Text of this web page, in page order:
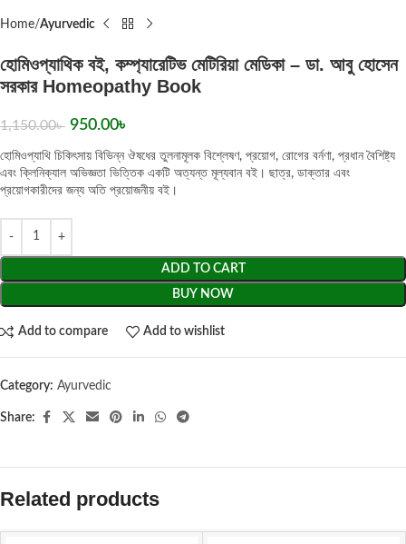
Home Ayurvedic
হোমিওপ্যাথিক বই, কম্প্যারেটিভ মেটিরিয়া মেডিকা – ডা. আবু হোসেন
সরকার Homeopathy Book
1,150.00৳ 950.00৳
হোমিওপ্যাথি চিকিৎসায় বিভিন্ন ঔষধের তুলনামূলক বিশ্লেষণ, প্রয়োগ, রোগের বর্নণা, প্রধান বৈশিষ্ট্য
এবং ক্লিনিক্যাল অভিজ্ঞতা ভিত্তিক একটি অত্যন্ত মূল্যবান বই। ছাত্র, ডাক্তার এবং
প্রয়োগকারীদের জন্য অতি প্রয়োজনীয় বই।
ADD TO CART
BUY NOW
Add to compare Add to wishlist
Category: Ayurvedic
Share:
Related products